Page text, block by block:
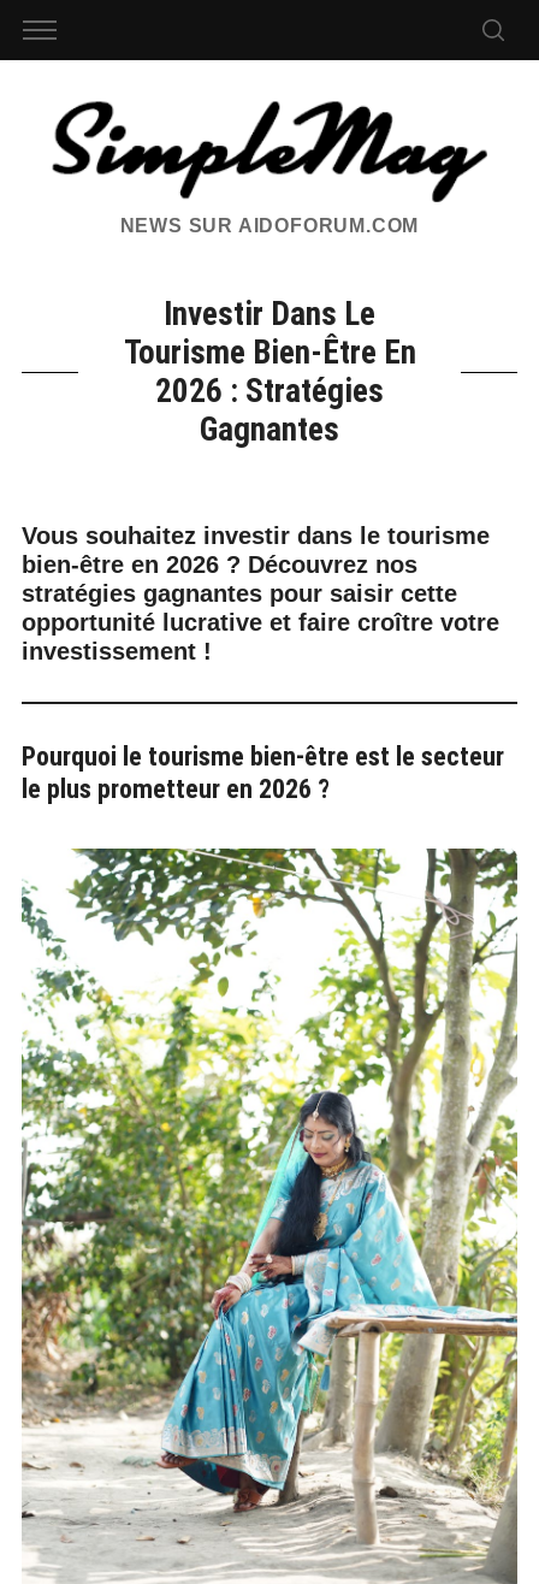
NEWS SUR AIDOFORUM.COM
Investir Dans Le
Tourisme Bien-Être En
2026 : Stratégies
Gagnantes
Vous souhaitez investir dans le tourisme
bien-être en 2026 ? Découvrez nos
stratégies gagnantes pour saisir cette
opportunité lucrative et faire croître votre
investissement !
Pourquoi le tourisme bien-être est le secteur
le plus prometteur en 2026 ?